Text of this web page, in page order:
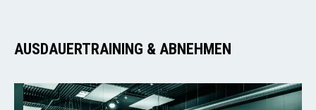
AUSDAUERTRAINING & ABNEHMEN